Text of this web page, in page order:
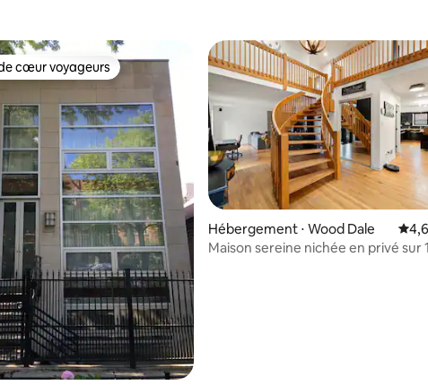
sur la base de 11 commentaires : 5 sur 5
cœur voyageurs les plus appréciés
cœur voyageurs
Hébergement ⋅ Wood Dale
Maison sereine nichée en privé sur